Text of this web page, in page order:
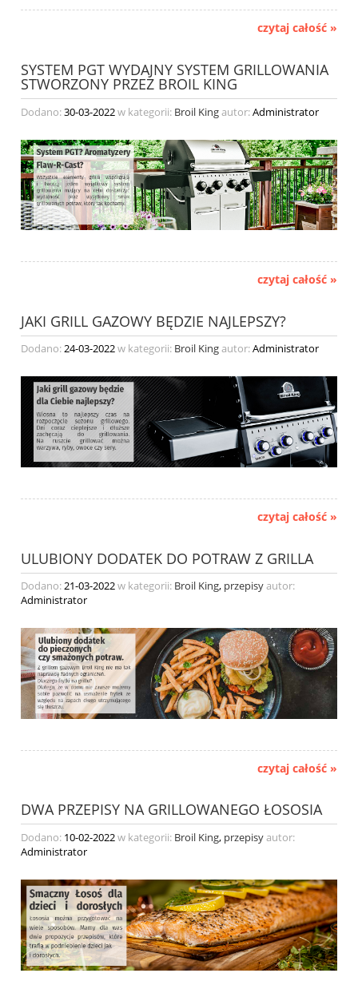
czytaj całość »
SYSTEM PGT WYDAJNY SYSTEM GRILLOWANIA
STWORZONY PRZEZ BROIL KING
Dodano:30-03-2022w kategorii: Broil Kingautor:Administrator
czytaj całość »
JAKI GRILL GAZOWY BĘDZIE NAJLEPSZY?
Dodano:24-03-2022w kategorii: Broil Kingautor:Administrator
czytaj całość »
ULUBIONY DODATEK DO POTRAW Z GRILLA
Dodano:21-03-2022w kategorii: Broil King, przepisyautor:
Administrator
czytaj całość »
DWA PRZEPISY NA GRILLOWANEGO ŁOSOSIA
Dodano: 10-02-2022w kategorii: Broil King, przepisyautor:
Administrator